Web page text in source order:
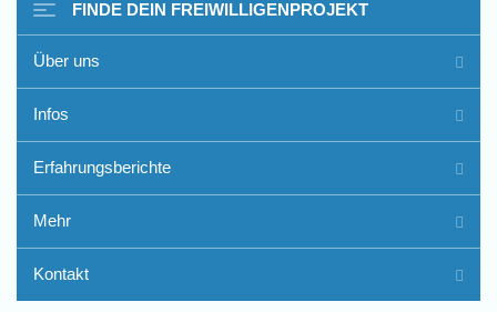
Freiwilligenarbeit im Ausland
- Erfahrungsberichte
FINDE DEIN FREIWILLIGENPROJEKT
Über uns
Infos
Erfahrungsberichte
Mehr
Kontakt